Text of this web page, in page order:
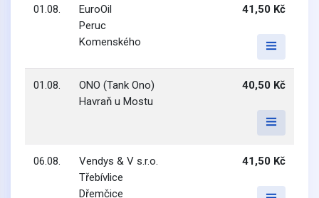
01.08.
EuroOil
Peruc
Komenského
41,50 Kč
01.08.
ONO (Tank Ono)
Havraň u Mostu
40,50 Kč
06.08.
Vendys & V s.r.o.
Třebívlice
Dřemčice
41,50 Kč